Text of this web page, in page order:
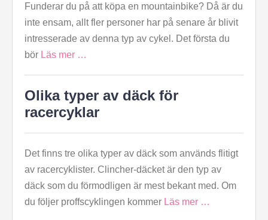
Funderar du på att köpa en mountainbike? Då är du
inte ensam, allt fler personer har på senare år blivit
intresserade av denna typ av cykel. Det första du
bör Läs mer …
Olika typer av däck för
racercyklar
Det finns tre olika typer av däck som används flitigt
av racercyklister. Clincher-däcket är den typ av
däck som du förmodligen är mest bekant med. Om
du följer proffscyklingen kommer Läs mer …